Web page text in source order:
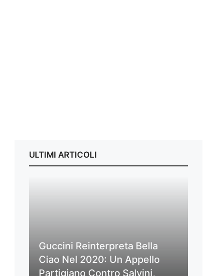
ULTIMI ARTICOLI
Guccini Reinterpreta Bella
Ciao Nel 2020: Un Appello
Partigiano Contro Salvini,